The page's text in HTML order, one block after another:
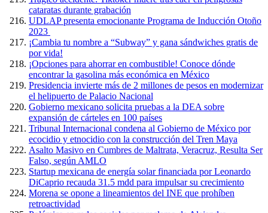
cataratas durante grabación
UDLAP presenta emocionante Programa de Inducción Otoño
2023
¡Cambia tu nombre a “Subway” y gana sándwiches gratis de
por vida!
¡Opciones para ahorrar en combustible! Conoce dónde
encontrar la gasolina más económica en México
Presidencia invierte más de 2 millones de pesos en modernizar
el helipuerto de Palacio Nacional
Gobierno mexicano solicita pruebas a la DEA sobre
expansión de cárteles en 100 países
Tribunal Internacional condena al Gobierno de México por
ecocidio y etnocidio con la construcción del Tren Maya
Asalto Masivo en Cumbres de Maltrata, Veracruz, Resulta Ser
Falso, según AMLO
Startup mexicana de energía solar financiada por Leonardo
DiCaprio recauda 31.5 mdd para impulsar su crecimiento
Morena se opone a lineamientos del INE que prohíben
retroactividad